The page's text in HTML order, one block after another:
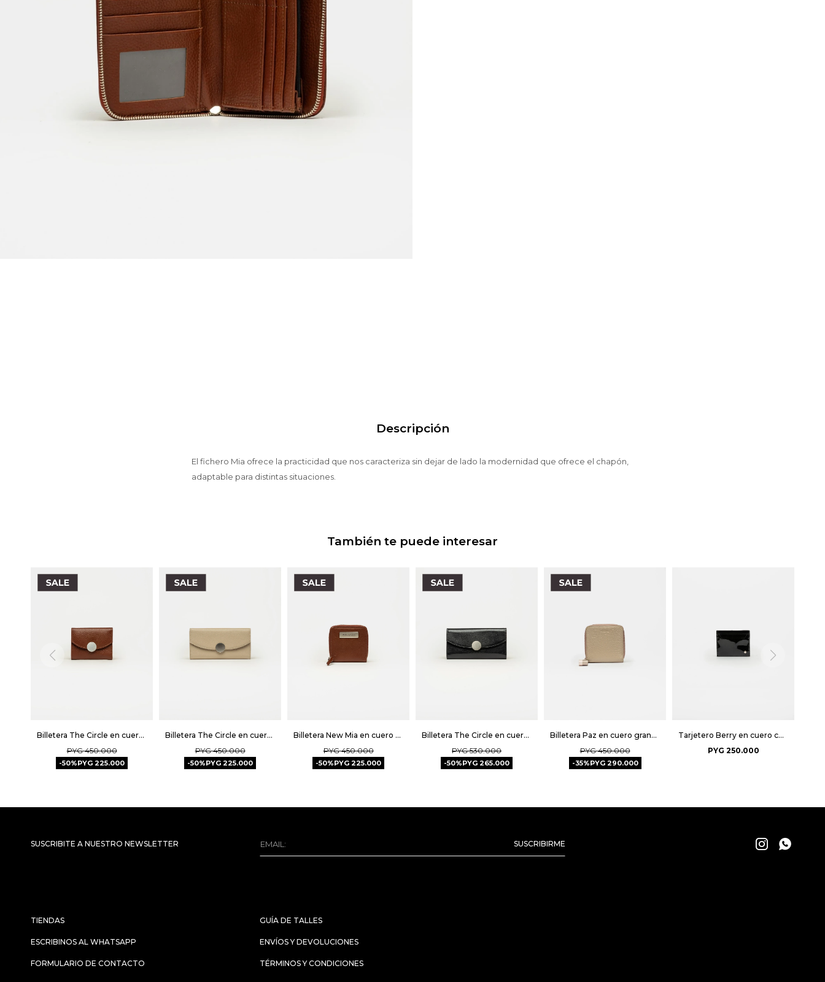
Descripción
El fichero Mia ofrece la practicidad que nos caracteriza sin dejar de lado la modernidad que ofrece el chapón,
adaptable para distintas situaciones.
También te puede interesar
Billetera The Circle en cuero graneado - Tabaco
PYG 450.000
50 PYG 225.000
Billetera The Circle en cuero graneado - Taupe
PYG 450.000
50 PYG 225.000
Billetera New Mia en cuero graneado - Tabaco
PYG 450.000
50 PYG 225.000
Billetera The Circle en cuero liso - Negro
PYG 530.000
50 PYG 265.000
Billetera Paz en cuero graneado - Taupe
PYG 450.000
35 PYG 290.000
Tarjetero Berry en cuero charol - Negro
PYG 250.000
TIENDAS
ESCRIBINOS AL WHATSAPP
FORMULARIO DE CONTACTO
GUÍA DE TALLES
ENVÍOS Y DEVOLUCIONES
TÉRMINOS Y CONDICIONES
SUSCRIBITE A NUESTRO NEWSLETTER SUSCRIBIRME  